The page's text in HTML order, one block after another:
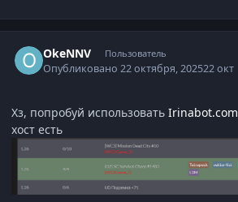
OkeNNV Пользователь
Опубликовано22 октября, 202522 окт
Хз, попробуй использовать Irinabot.com
хост есть